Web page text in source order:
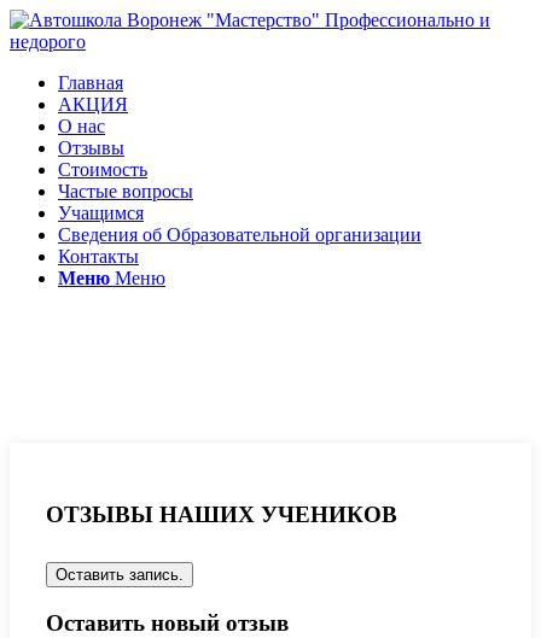
Главная
АКЦИЯ
О нас
Отзывы
Стоимость
Частые вопросы
Учащимся
Сведения об Образовательной организации
Контакты
Меню Меню
ОТЗЫВЫ НАШИХ УЧЕНИКОВ
Оставить новый отзыв